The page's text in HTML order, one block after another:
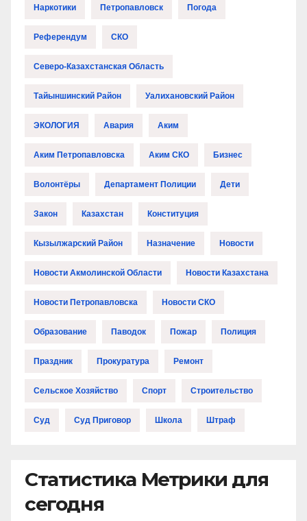
Наркотики Петропавловск Погода
Референдум СКО
Северо-Казахстанская Область
Тайыншинский Район Уалихановский Район
ЭКОЛОГИЯ Авария Аким
Аким Петропавловска Аким СКО Бизнес
Волонтёры Департамент Полиции Дети
Закон Казахстан Конституция
Кызылжарский Район Назначение Новости
Новости Акмолинской Области Новости Казахстана
Новости Петропавловска Новости СКО
Образование Паводок Пожар Полиция
Праздник Прокуратура Ремонт
Сельское Хозяйство Спорт Строительство
Суд Суд Приговор Школа Штраф
Статистика Метрики для
сегодня